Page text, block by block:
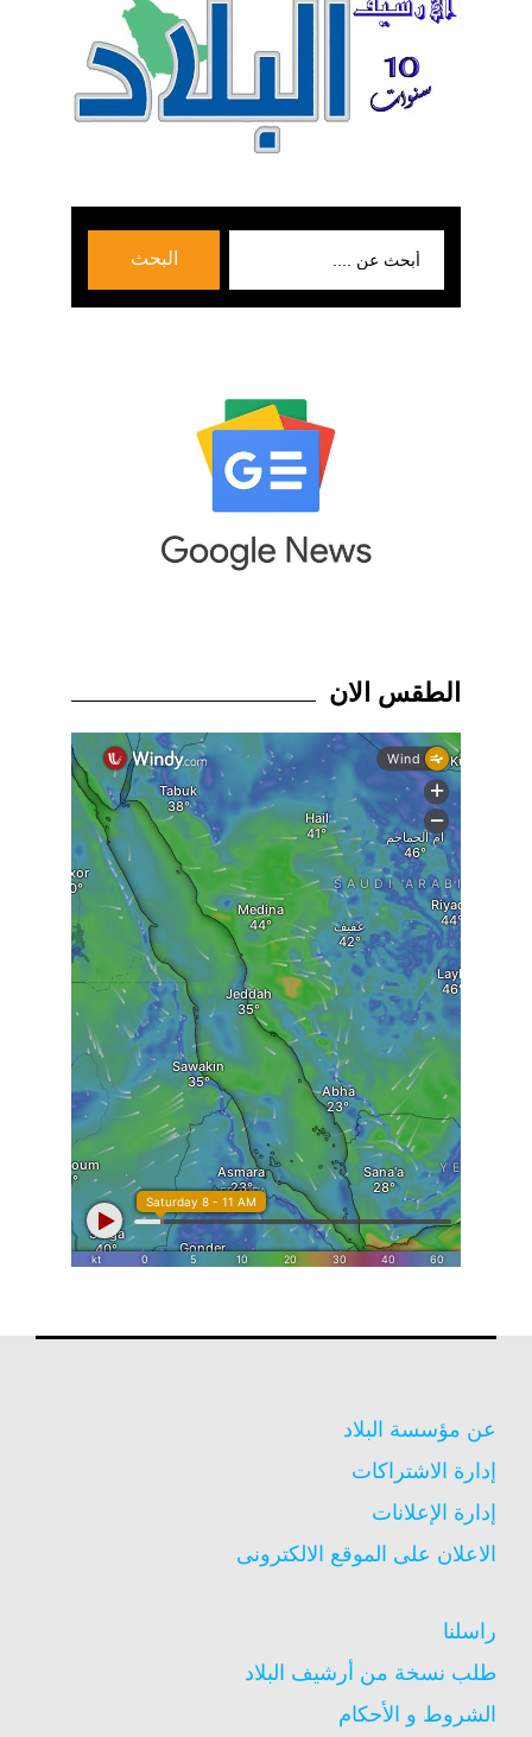
البحث
الطقس الان
عن مؤسسة البلاد
إدارة الاشتراكات
إدارة الإعلانات
الاعلان على الموقع الالكترونى
راسلنا
طلب نسخة من أرشيف البلاد
الشروط و الأحكام